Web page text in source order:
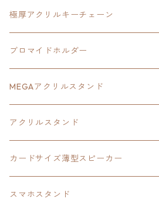
ヘッドホンスタンド
イース
亰都ザナドゥ
王冠クリップ
創の軌跡
イース
極厚アクリルキーチェーン
日本ファルコム40周年記念イラスト
黎の軌跡
イースⅧ
創の軌跡
HOT-SHOT
イースⅨ
ブロマイドホルダー
40周年記念
黎の軌跡
黎の軌跡Ⅱ
イースⅧ
MEGAアクリルスタンド
黎の軌跡
アクリルスタンド
オーロラ
カードサイズ薄型スピーカー
黎の軌跡
スマホスタンド